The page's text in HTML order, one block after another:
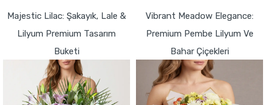
Majestic Lilac: Şakayık, Lale &
Lilyum Premium Tasarım
Buketi
Vibrant Meadow Elegance:
Premium Pembe Lilyum Ve
Bahar Çiçekleri